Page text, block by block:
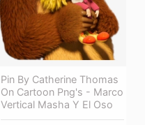
Pin By Catherine Thomas
On Cartoon Png's - Marco
Vertical Masha Y El Oso